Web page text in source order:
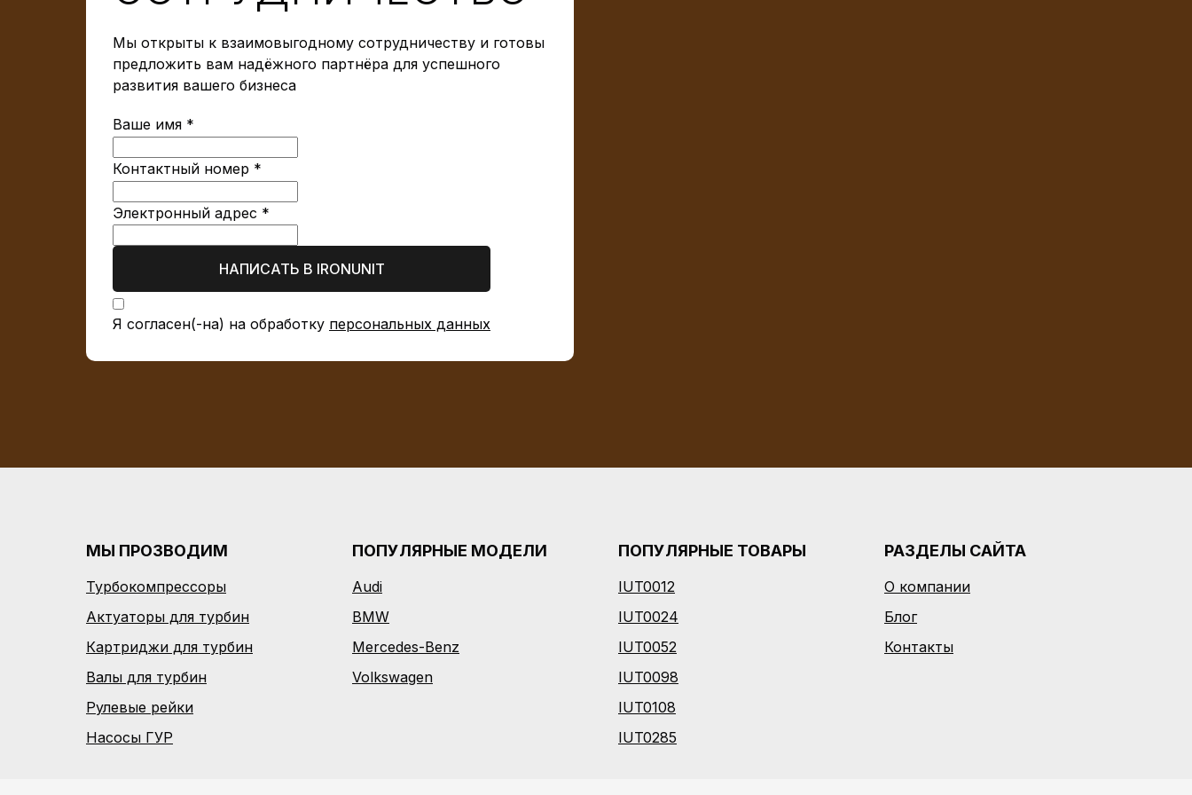
Мы открыты к взаимовыгодному сотрудничеству и готовы
предложить вам надёжного партнёра для успешного
развития вашего бизнеса
Ваше имя *
Контактный номер *
Электронный адрес *
НАПИСАТЬ В IRONUNIT
Я согласен(-на) на обработку персональных данных
МЫ ПРОЗВОДИМ
Турбокомпрессоры
Актуаторы для турбин
Картриджи для турбин
Валы для турбин
Рулевые рейки
Насосы ГУР
ПОПУЛЯРНЫЕ МОДЕЛИ
Audi
BMW
Mercedes-Benz
Volkswagen
ПОПУЛЯРНЫЕ ТОВАРЫ
IUT0012
IUT0024
IUT0052
IUT0098
IUT0108
IUT0285
РАЗДЕЛЫ САЙТА
О компании
Блог
Контакты